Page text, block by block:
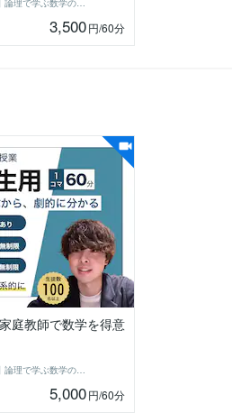
3,500円/60分
庭教師で数学を得意
黒川真宙丨論理で学ぶ数学の個別指導
5,000円/60分